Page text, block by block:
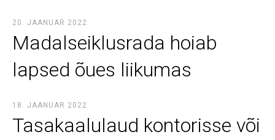
20. JAANUAR 2022
Madalseiklusrada hoiab
lapsed õues liikumas
18. JAANUAR 2022
Tasakaalulaud kontorisse või